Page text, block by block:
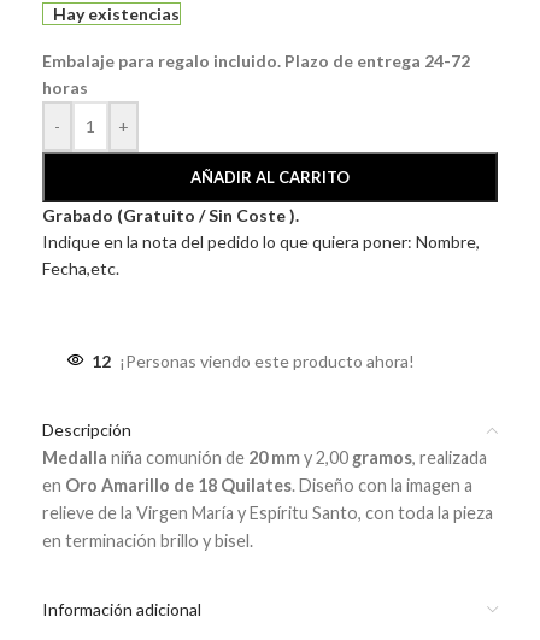
Hay existencias
Embalaje para regalo incluido. Plazo de entrega 24-72
horas
-
+
AÑADIR AL CARRITO
Grabado (Gratuito / Sin Coste ).
Indique en la nota del pedido lo que quiera poner: Nombre,
Fecha,etc.
12 ¡Personas viendo este producto ahora!
Descripción
Medalla niña comunión de 20 mmy 2,00 gramos, realizada
en Oro Amarillo de 18 Quilates. Diseño con la imagen a
relieve de la Virgen María y Espíritu Santo, con toda la pieza
en terminación brillo y bisel.
Información adicional